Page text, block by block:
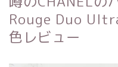
Rouge Duo
色レビュー